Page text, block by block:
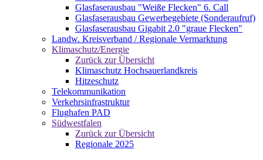
Glasfaserausbau "Weiße Flecken" 6. Call
Glasfaserausbau Gewerbegebiete (Sonderaufruf)
Glasfaserausbau Gigabit 2.0 "graue Flecken"
Landw. Kreisverband / Regionale Vermarktung
Klimaschutz/Energie
Zurück zur Übersicht
Klimaschutz Hochsauerlandkreis
Hitzeschutz
Telekommunikation
Verkehrsinfrastruktur
Flughafen PAD
Südwestfalen
Zurück zur Übersicht
Regionale 2025